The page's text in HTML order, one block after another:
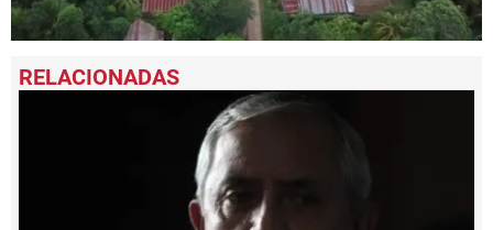
seconds
of